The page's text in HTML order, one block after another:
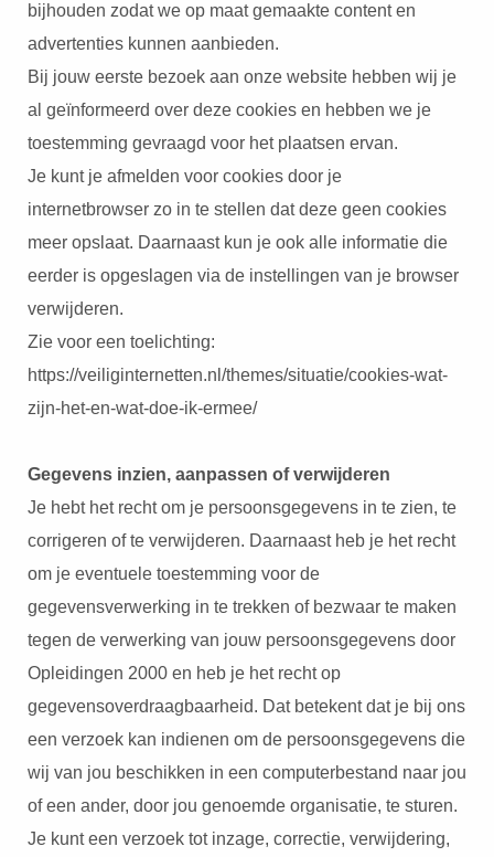
bijhouden zodat we op maat gemaakte content en
advertenties kunnen aanbieden.
Bij jouw eerste bezoek aan onze website hebben wij je
al geïnformeerd over deze cookies en hebben we je
toestemming gevraagd voor het plaatsen ervan.
Je kunt je afmelden voor cookies door je
internetbrowser zo in te stellen dat deze geen cookies
meer opslaat. Daarnaast kun je ook alle informatie die
eerder is opgeslagen via de instellingen van je browser
verwijderen.
Zie voor een toelichting:
https://veiliginternetten.nl/themes/situatie/cookies-wat-
zijn-het-en-wat-doe-ik-ermee/
Gegevens inzien, aanpassen of verwijderen
Je hebt het recht om je persoonsgegevens in te zien, te
corrigeren of te verwijderen. Daarnaast heb je het recht
om je eventuele toestemming voor de
gegevensverwerking in te trekken of bezwaar te maken
tegen de verwerking van jouw persoonsgegevens door
Opleidingen 2000 en heb je het recht op
gegevensoverdraagbaarheid. Dat betekent dat je bij ons
een verzoek kan indienen om de persoonsgegevens die
wij van jou beschikken in een computerbestand naar jou
of een ander, door jou genoemde organisatie, te sturen.
Je kunt een verzoek tot inzage, correctie, verwijdering,